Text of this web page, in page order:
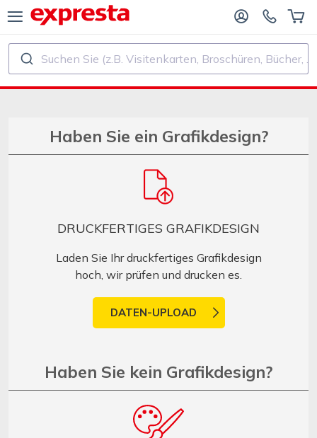
Stempel herstellen
PRODUKTE
VERLAGE UND AUTOREN
Suchen Sie (z.B. Visitenkarten, Broschüren, Bücher, ...)
Haben Sie ein Grafikdesign?
DRUCKFERTIGES GRAFIKDESIGN
Laden Sie Ihr druckfertiges Grafikdesign
hoch, wir prüfen und drucken es.
DATEN-UPLOAD
Haben Sie kein Grafikdesign?